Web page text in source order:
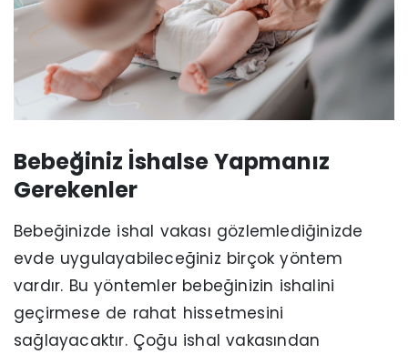
Bebeğiniz İshalse Yapmanız
Gerekenler
Bebeğinizde ishal vakası gözlemlediğinizde
evde uygulayabileceğiniz birçok yöntem
vardır. Bu yöntemler bebeğinizin ishalini
geçirmese de rahat hissetmesini
sağlayacaktır. Çoğu ishal vakasından